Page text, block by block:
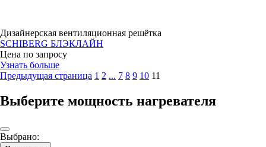
Дизайнерская вентиляционная решётка
SCHIBERG БЛЭКЛАЙН
Цена по запросу
Узнать больше
Предыдущая страница 1 2 ... 7 8 9 10 11
Выберите мощность нагревателя
Выбрано: